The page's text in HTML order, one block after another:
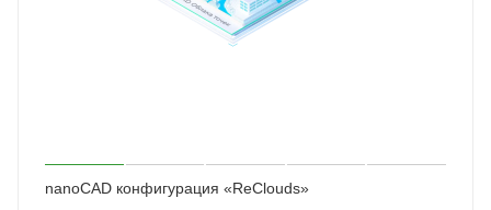
nanoCAD конфигурация «ReClouds»